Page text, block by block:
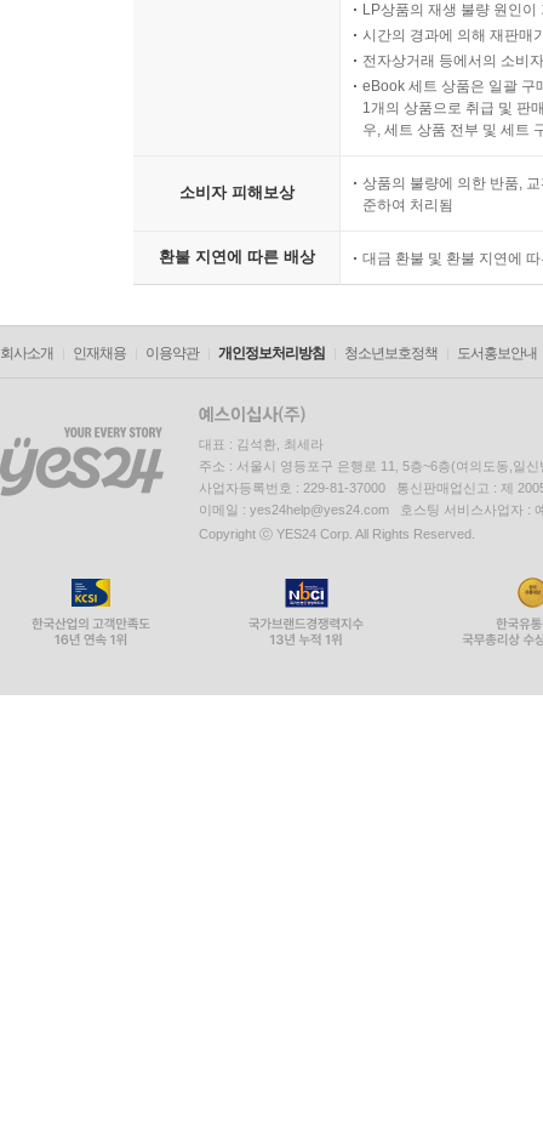
LP상품의 재생 불량 원인
시간의 경과에 의해 재판매
전자상거래 등에서의 소비
eBook 세트 상품은 일괄 구
1개의 상품으로 취급 및 판
우, 세트 상품 전부 및 세트
소비자 피해보상
상품의 불량에 의한 반품,
준하여 처리됨
환불 지연에 따른 배상 대금 환불 및 환불 지연에
회사소개 인재채용 이용약관 개인정보처리방침 청소년보호정책 도서홍보안내
대표 : 김석환, 최세라
주소 : 서울시 영등포구 은행로 11, 5층~6층(여의도동,일신
사업자등록번호 : 229-81-37000 통신판매업신고 : 제
이메일 : yes24help@yes24.com 호스팅 서비스사업자 :
Copyright ⓒ YES24 Corp. All Rights Reserved.